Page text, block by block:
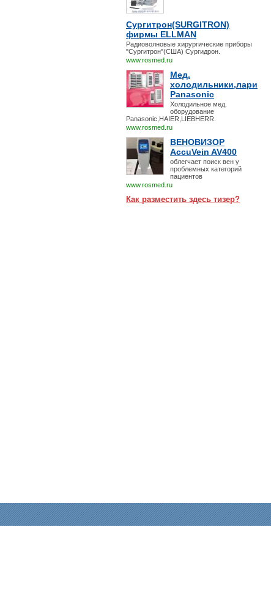
Сургитрон(SURGITRON)
фирмы ELLMAN
Радиоволновые хирургические приборы
"Сургитрон"(США) Сургидрон.
www.rosmed.ru
Мед.
холодильники,лари
Panasonic
Холодильное мед.
оборудование
Panasonic,HAIER,LIEBHERR.
www.rosmed.ru
ВЕНОВИЗОР
AccuVein AV400
облегчает поиск вен у
проблемных категорий
пациентов
www.rosmed.ru
Как разместить здесь тизер?